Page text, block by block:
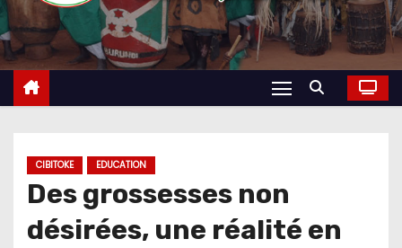
CIBITOKE EDUCATION
Des grossesses non
désirées, une réalité en